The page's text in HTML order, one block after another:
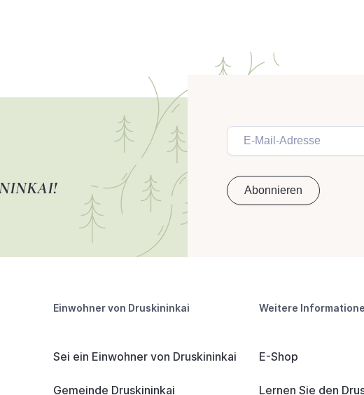
Einwohner von Druskininkai
Sei ein Einwohner von Druskininkai
Gemeinde Druskininkai
Weitere
E-Shop
Lernen Sie den